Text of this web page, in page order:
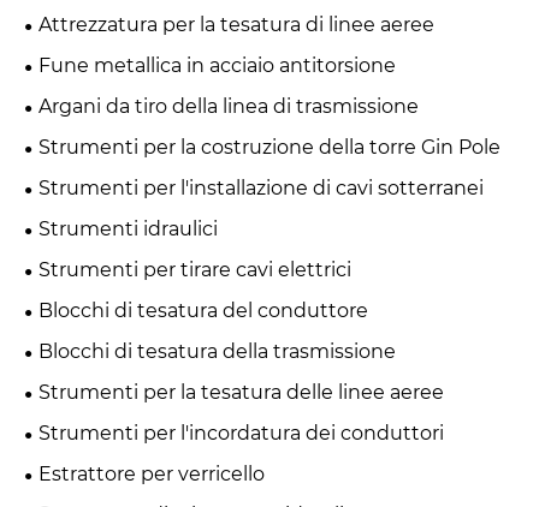
trasmissione
Attrezzatura per la tesatura di linee aeree
Fune metallica in acciaio antitorsione
Argani da tiro della linea di trasmissione
Strumenti per la costruzione della torre Gin Pole
Strumenti per l'installazione di cavi sotterranei
Strumenti idraulici
Strumenti per tirare cavi elettrici
Blocchi di tesatura del conduttore
Blocchi di tesatura della trasmissione
Strumenti per la tesatura delle linee aeree
Strumenti per l'incordatura dei conduttori
Estrattore per verricello